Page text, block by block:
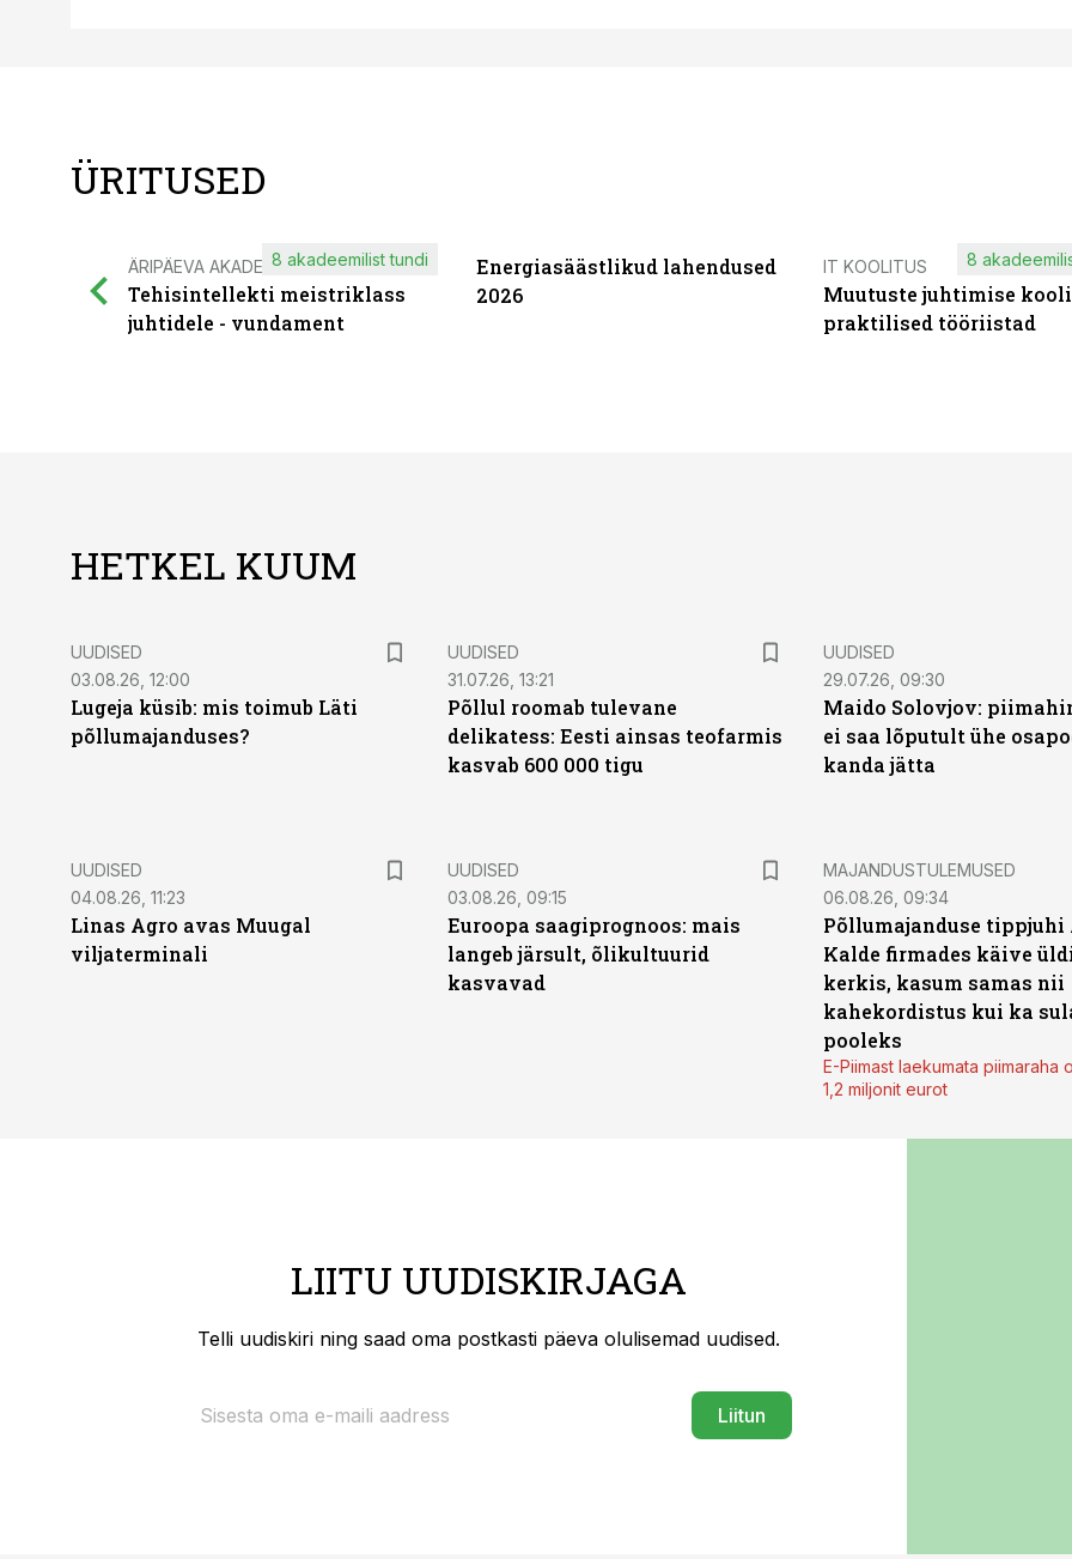
ÜRITUSED
ÄRIPÄEVA AKADEEMIA
Tehisintellekti meistriklass
juhtidele - vundament
8 akadeemilist tundi
Energiasäästlikud lahendused
2026
IT KOOLITUS
Muutuste juhtimise
praktilised tööriistad
8
HETKEL KUUM
UUDISED
03.08.26, 12:00
Lugeja küsib: mis toimub Läti
põllumajanduses?
UUDISED
31.07.26, 13:21
Põllul roomab tulevane
delikatess: Eesti ainsas teofarmis
kasvab 600 000 tigu
UUDISED
29.07.26, 09:30
Maido Solovjov:
ei saa lõputult ühe
kanda jätta
UUDISED
04.08.26, 11:23
Linas Agro avas Muugal
viljaterminali
UUDISED
03.08.26, 09:15
Euroopa saagiprognoos: mais
langeb järsult, õlikultuurid
kasvavad
MAJANDUSTULEMUSED
06.08.26, 09:34
Põllumajanduse tippjuhi
Kalde firmades käive
kerkis, kasum samas nii
kahekordistus kui ka
pooleks
E-Piimast laekumata piimaraha
1,2 miljonit eurot
LIITU UUDISKIRJAGA
Telli uudiskiri ning saad oma postkasti päeva olulisemad uudised.
Liitun